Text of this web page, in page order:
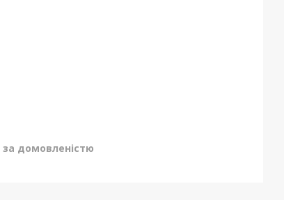
за домовленістю